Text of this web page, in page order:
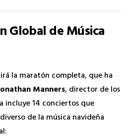
Global de Música
la maratón completa, que ha
Manners, director de los
incluye 14 conciertos que
de la música navideña